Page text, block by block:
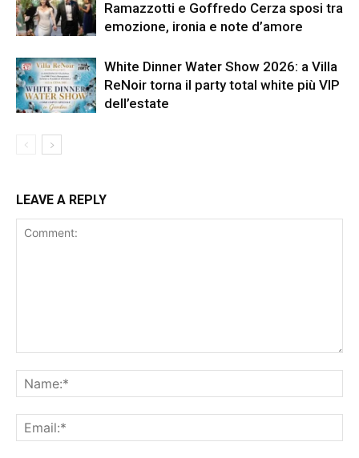
Ramazzotti e Goffredo Cerza sposi tra
emozione, ironia e note d’amore
White Dinner Water Show 2026: a Villa
ReNoir torna il party total white più VIP
dell’estate
LEAVE A REPLY